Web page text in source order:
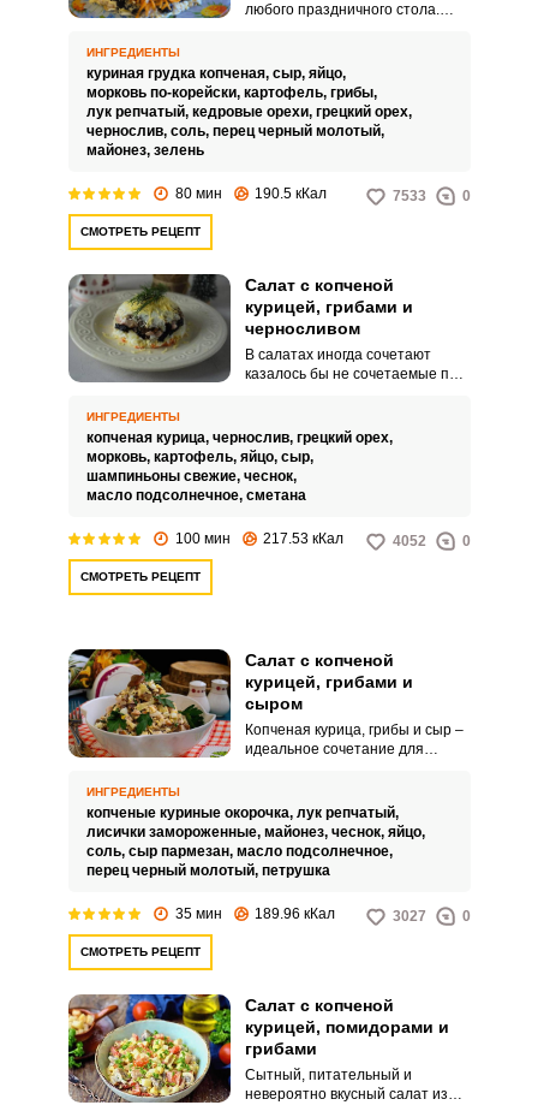
любого праздничного стола.
значение имеет красивая
подача блюда.
ИНГРЕДИЕНТЫ
куриная грудка копченая, сыр, яйцо,
морковь по-корейски, картофель, грибы,
лук репчатый, кедровые орехи, грецкий орех,
чернослив, соль, перец черный молотый,
майонез, зелень
80 мин 190.5 кКал 7533 0
СМОТРЕТЬ РЕЦЕПТ
Салат с копченой
курицей, грибами и
черносливом
В салатах иногда сочетают
казалось бы не сочетаемые по
получаются очень необычно и
интересно.
ИНГРЕДИЕНТЫ
копченая курица, чернослив, грецкий орех,
морковь, картофель, яйцо, сыр,
шампиньоны свежие, чеснок,
масло подсолнечное, сметана
100 мин 217.53 кКал 4052 0
СМОТРЕТЬ РЕЦЕПТ
Салат с копченой
курицей, грибами и
сыром
Копченая курица, грибы и сыр –
идеальное сочетание для
ресторанов, обычно его
дополняют изысканными
соусами и красивой подачей.
ИНГРЕДИЕНТЫ
копченые куриные окорочка, лук репчатый,
лисички замороженные, майонез, чеснок, яйцо,
соль, сыр пармезан, масло подсолнечное,
перец черный молотый, петрушка
35 мин 189.96 кКал 3027 0
СМОТРЕТЬ РЕЦЕПТ
Салат с копченой
курицей, помидорами и
грибами
Сытный, питательный и
невероятно вкусный салат из